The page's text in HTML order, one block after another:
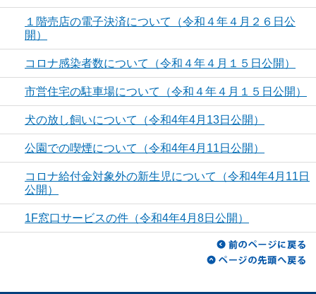
１階売店の電子決済について（令和４年４月２６日公
開）
コロナ感染者数について（令和４年４月１５日公開）
市営住宅の駐車場について（令和４年４月１５日公開）
犬の放し飼いについて（令和4年4月13日公開）
公園での喫煙について（令和4年4月11日公開）
コロナ給付金対象外の新生児について（令和4年4月11日
公開）
1F窓口サービスの件（令和4年4月8日公開）